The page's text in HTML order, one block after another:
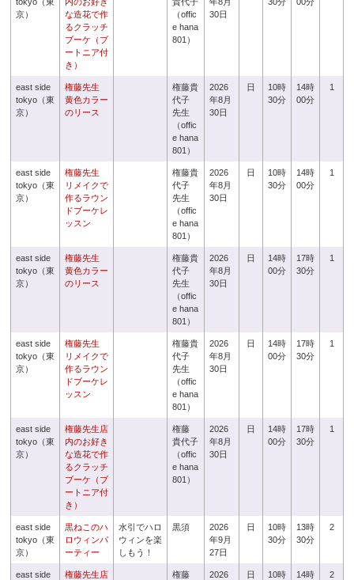
京）
な造花で作
るクラッチ
ブーケ（ブ
ートニア付
き）
（offic
e hana
801）
30日
east side
tokyo（東
京）
権藤先生
黄色カラー
のリース
権藤貴
代子
先生
（offic
e hana
801）
2026
年8月
30日
日
10時
30分
14時
00分
1
east side
tokyo（東
京）
権藤先生
リメイクで
作るラウン
ドブーケレ
ッスン
権藤貴
代子
先生
（offic
e hana
801）
2026
年8月
30日
日
10時
30分
14時
00分
1
east side
tokyo（東
京）
権藤先生
黄色カラー
のリース
権藤貴
代子
先生
（offic
e hana
801）
2026
年8月
30日
日
14時
00分
17時
30分
1
east side
tokyo（東
京）
権藤先生
リメイクで
作るラウン
ドブーケレ
ッスン
権藤貴
代子
先生
（offic
e hana
801）
2026
年8月
30日
日
14時
00分
17時
30分
1
east side
tokyo（東
京）
権藤先生店
内のお好き
な造花で作
るクラッチ
ブーケ（ブ
ートニア付
き）
権藤
貴代子
（offic
e hana
801）
2026
年8月
30日
日
14時
00分
17時
30分
1
east side
tokyo（東
京）
黒ねこのハ
ロウィンパ
ーティー
水引でハロ
ウィンを楽
しもう！
黒須
2026
年9月
27日
日
10時
30分
13時
30分
2
east side
権藤先生店
権藤
2026
日
10時
14時
2